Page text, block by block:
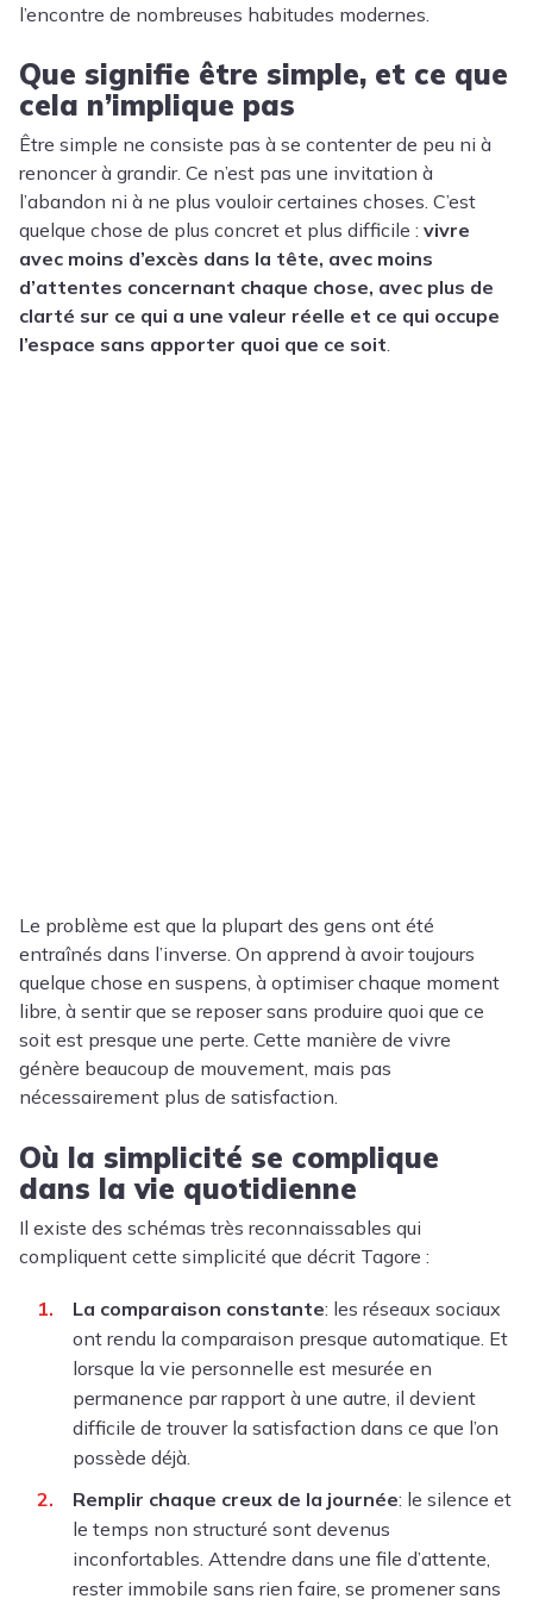
l’encontre de nombreuses habitudes modernes.
Que signifie être simple, et ce que
cela n’implique pas
Être simple ne consiste pas à se contenter de peu ni à
renoncer à grandir. Ce n’est pas une invitation à
l’abandon ni à ne plus vouloir certaines choses. C’est
quelque chose de plus concret et plus difficile : vivre
avec moins d’excès dans la tête, avec moins
d’attentes concernant chaque chose, avec plus de
clarté sur ce qui a une valeur réelle et ce qui occupe
l’espace sans apporter quoi que ce soit.
Le problème est que la plupart des gens ont été
entraînés dans l’inverse. On apprend à avoir toujours
quelque chose en suspens, à optimiser chaque moment
libre, à sentir que se reposer sans produire quoi que ce
soit est presque une perte. Cette manière de vivre
génère beaucoup de mouvement, mais pas
nécessairement plus de satisfaction.
Où la simplicité se complique
dans la vie quotidienne
Il existe des schémas très reconnaissables qui
compliquent cette simplicité que décrit Tagore :
La comparaison constante: les réseaux sociaux
ont rendu la comparaison presque automatique. Et
lorsque la vie personnelle est mesurée en
permanence par rapport à une autre, il devient
difficile de trouver la satisfaction dans ce que l’on
possède déjà.
Remplir chaque creux de la journée: le silence et
le temps non structuré sont devenus
inconfortables. Attendre dans une file d’attente,
rester immobile sans rien faire, se promener sans